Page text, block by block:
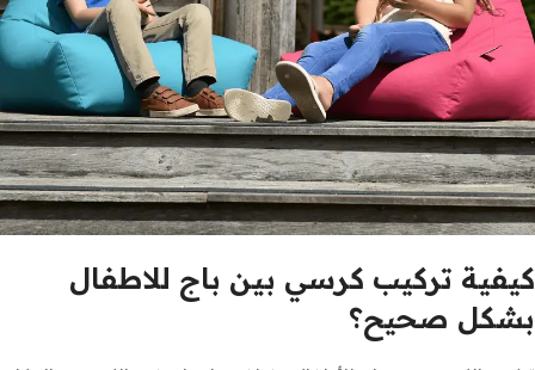
كيفية تركيب كرسي بين باج للاطفال
بشكل صحيح؟